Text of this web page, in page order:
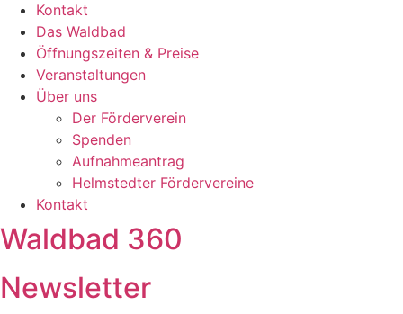
Kontakt
Das Waldbad
Öffnungszeiten & Preise
Veranstaltungen
Über uns
Der Förderverein
Spenden
Aufnahmeantrag
Helmstedter Fördervereine
Kontakt
Waldbad 360
Newsletter